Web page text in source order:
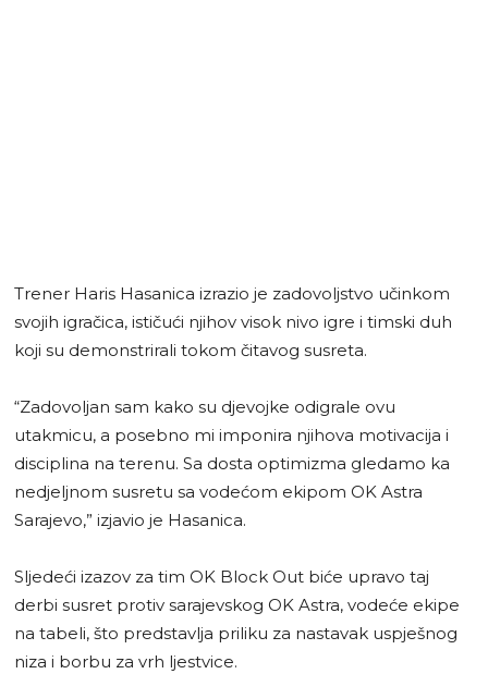
Trener Haris Hasanica izrazio je zadovoljstvo učinkom
svojih igračica, ističući njihov visok nivo igre i timski duh
koji su demonstrirali tokom čitavog susreta.
“Zadovoljan sam kako su djevojke odigrale ovu
utakmicu, a posebno mi imponira njihova motivacija i
disciplina na terenu. Sa dosta optimizma gledamo ka
nedjeljnom susretu sa vodećom ekipom OK Astra
Sarajevo,” izjavio je Hasanica.
Sljedeći izazov za tim OK Block Out biće upravo taj
derbi susret protiv sarajevskog OK Astra, vodeće ekipe
na tabeli, što predstavlja priliku za nastavak uspješnog
niza i borbu za vrh ljestvice.